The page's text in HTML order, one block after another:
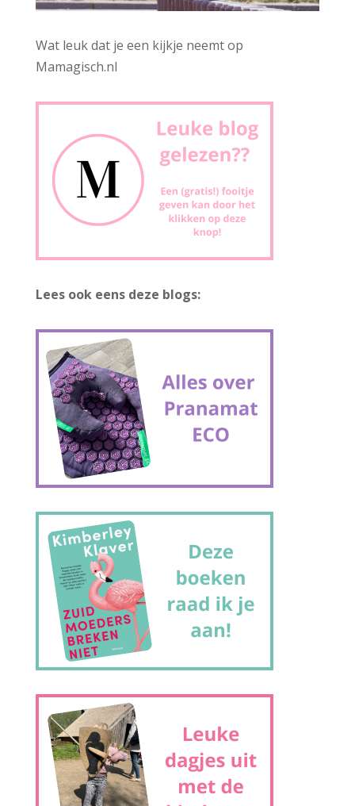
Wat leuk dat je een kijkje neemt op
Mamagisch.nl
Lees ook eens deze blogs: